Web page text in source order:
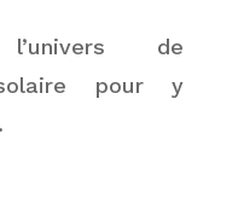
de
solaire pour y